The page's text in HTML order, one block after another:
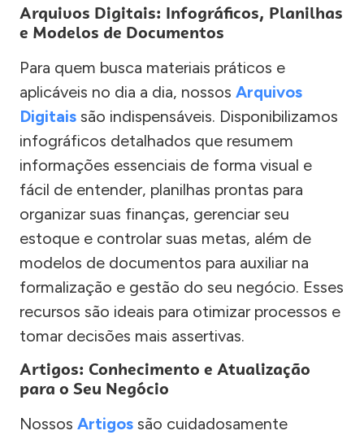
Arquivos Digitais: Infográficos, Planilhas
e Modelos de Documentos
Para quem busca materiais práticos e
aplicáveis no dia a dia, nossos Arquivos
Digitais são indispensáveis. Disponibilizamos
infográficos detalhados que resumem
informações essenciais de forma visual e
fácil de entender, planilhas prontas para
organizar suas finanças, gerenciar seu
estoque e controlar suas metas, além de
modelos de documentos para auxiliar na
formalização e gestão do seu negócio. Esses
recursos são ideais para otimizar processos e
tomar decisões mais assertivas.
Artigos: Conhecimento e Atualização
para o Seu Negócio
Nossos Artigos são cuidadosamente